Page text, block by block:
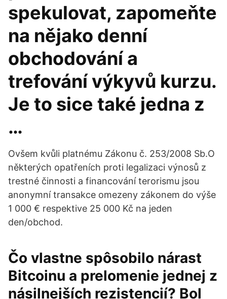
spekulovat, zapomeňte
na nějako denní
obchodování a
trefování výkyvů kurzu.
Je to sice také jedna z
…
Ovšem kvůli platnému Zákonu č. 253/2008 Sb.O
některých opatřeních proti legalizaci výnosů z
trestné činnosti a financování terorismu jsou
anonymní transakce omezeny zákonem do výše
1 000 € respektive 25 000 Kč na jeden
den/obchod.
Čo vlastne spôsobilo nárast
Bitcoinu a prelomenie jednej z
násilnejších rezistencií? Bol